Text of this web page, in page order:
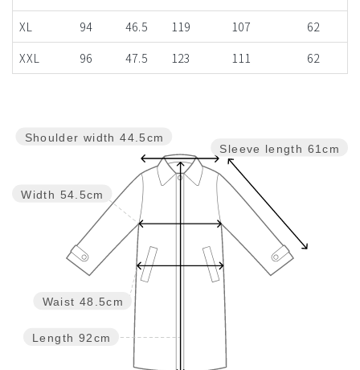
XL
94 46.5 119 107
62
XXL
96 47.5 123 111 62
Sleeve length 61cm
Length 92cm
Waist 48.5cm
Width 54.5cm
Shoulder width 44.5cm